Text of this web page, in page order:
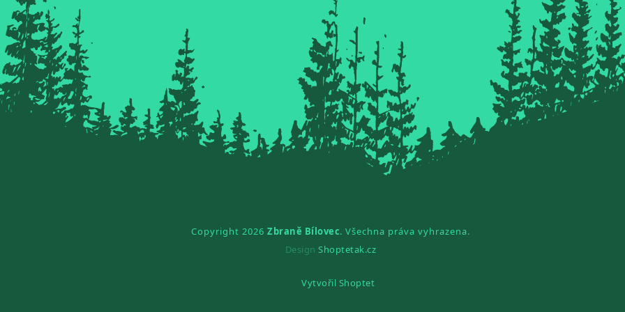
Copyright 2026 Zbraně Bílovec. Všechna práva vyhrazena.
DesignShoptetak.cz
Vytvořil Shoptet